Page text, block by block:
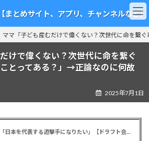
とめサイト、アプリ、チャンネルなど】
ママ「子ども産むだけで偉くない？次世代に命を繋
けで偉くない？次世代に命を繋ぐ
とってある？」→正論なのに何故
2025年7月1日
カープドラ6西川篤夢！「日本を代表する遊撃手になりたい」【ドラフト会議2025】